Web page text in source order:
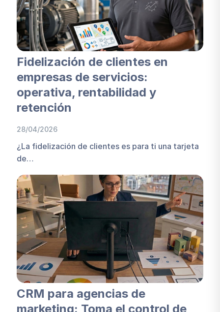
Fidelización de clientes en
empresas de servicios:
operativa, rentabilidad y
retención
28/04/2026
¿La fidelización de clientes es para ti una tarjeta
de…
CRM para agencias de
marketing: Toma el control de